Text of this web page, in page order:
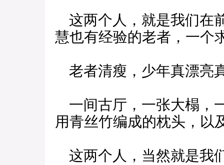
这两个人，就是我们在
慧也有经验的老者，一个
老者清瘦，少年真漂亮
一间古厅，一张大榻，
用青丝竹编成的枕头，以
这两个人，当然就是我